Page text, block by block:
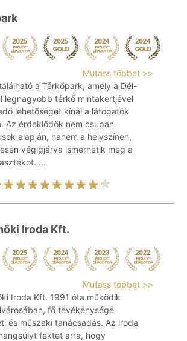
Mutass többet >>
a Térkőpark, amely a Dél-
legnagyobb térkő mintakertjével
lehetőséget kínál a látogatók
Az érdeklődők nem csupán
alapján, hanem a helyszínen,
végigjárva ismerhetik meg a
...
Iroda Kft.
Mutass többet >>
Iroda Kft. 1991 óta működik
fő tevékenysége
és műszaki tanácsadás. Az iroda
fektet arra, hogy